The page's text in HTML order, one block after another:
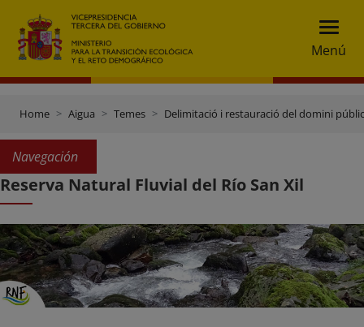
Menú
Home Aigua Temes Delimitació i restauració del domini
Navegación
Reserva Natural Fluvial del Río San Xil